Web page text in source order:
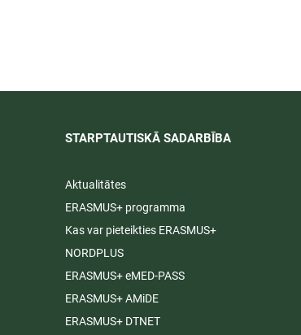
STARPTAUTISKĀ SADARBĪBA​
Aktualitātes
ERASMUS+ programma
Kas var pieteikties ERASMUS+
NORDPLUS
ERASMUS+ eMED-PASS
ERASMUS+ AMiDE
ERASMUS+ DTNET